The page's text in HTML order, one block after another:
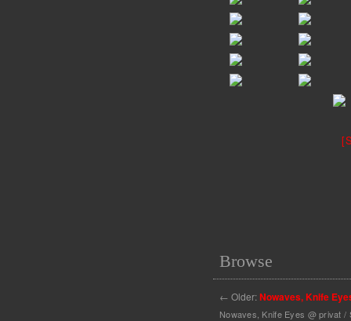
Browse
← Older:Nowaves, Knife
Nowaves, Knife Eyes @ privat /